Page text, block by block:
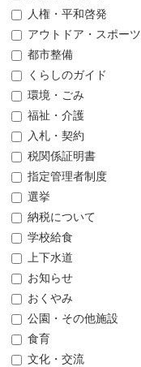
人権・平和啓発
アウトドア・スポーツ
都市整備
くらしのガイド
環境・ごみ
福祉・介護
入札・契約
税関係証明書
指定管理者制度
選挙
納税について
学校給食
上下水道
お知らせ
おくやみ
公園・その他施設
食育
文化・交流